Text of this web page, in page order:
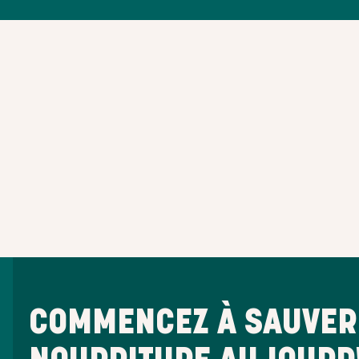
COMMENCEZ À